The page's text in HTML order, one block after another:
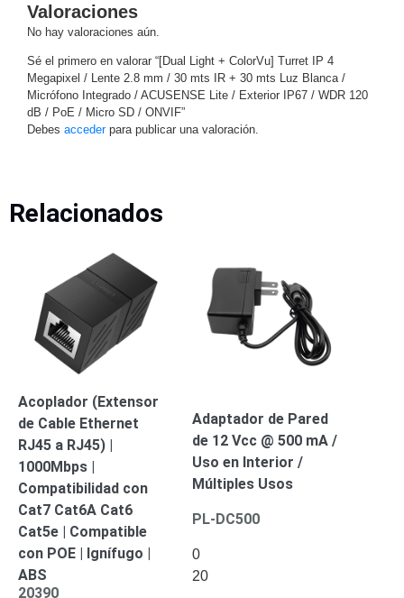
Videoporteros
e
AccesoriosIntercomunicadoresVideoporteros
Analógicos
Videoporteros
IP
Valoraciones
No hay valoraciones aún.
Sé el primero en valorar “[Dual Light + ColorVu] Turret IP 4
Megapixel / Lente 2.8 mm / 30 mts IR + 30 mts Luz Blanca /
Micrófono Integrado / ACUSENSE Lite / Exterior IP67 / WDR 120
dB / PoE / Micro SD / ONVIF”
Debes accederpara publicar una valoración.
Relacionados
Acoplador (Extensor
de Cable Ethernet
RJ45 a RJ45) |
1000Mbps |
Compatibilidad con
Cat7 Cat6A Cat6
Cat5e | Compatible
con POE | Ignífugo |
ABS
20390
Adaptador de Pared
de 12 Vcc @ 500 mA /
Uso en Interior /
Múltiples Usos
PL-DC500
0
20